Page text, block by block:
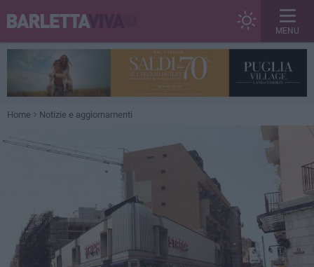
MENU
Home Notizie e aggiornamenti